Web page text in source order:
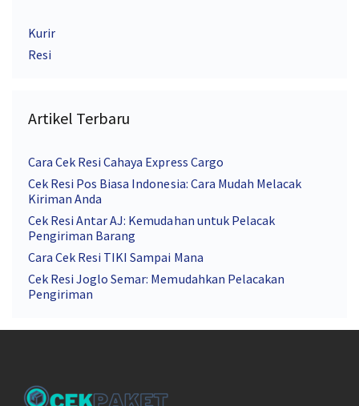
Kurir
Resi
Artikel Terbaru
Cara Cek Resi Cahaya Express Cargo
Cek Resi Pos Biasa Indonesia: Cara Mudah Melacak
Kiriman Anda
Cek Resi Antar AJ: Kemudahan untuk Pelacak
Pengiriman Barang
Cara Cek Resi TIKI Sampai Mana
Cek Resi Joglo Semar: Memudahkan Pelacakan
Pengiriman